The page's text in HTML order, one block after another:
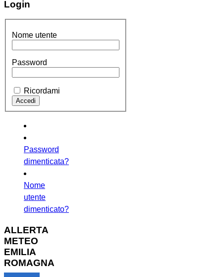
Login
Nome utente
Password
Ricordami
Password
dimenticata?
Nome
utente
dimenticato?
ALLERTA
METEO
EMILIA
ROMAGNA